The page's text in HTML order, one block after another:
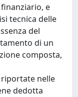
e
tecnica delle
del
di un
composta,
nelle
dedotta